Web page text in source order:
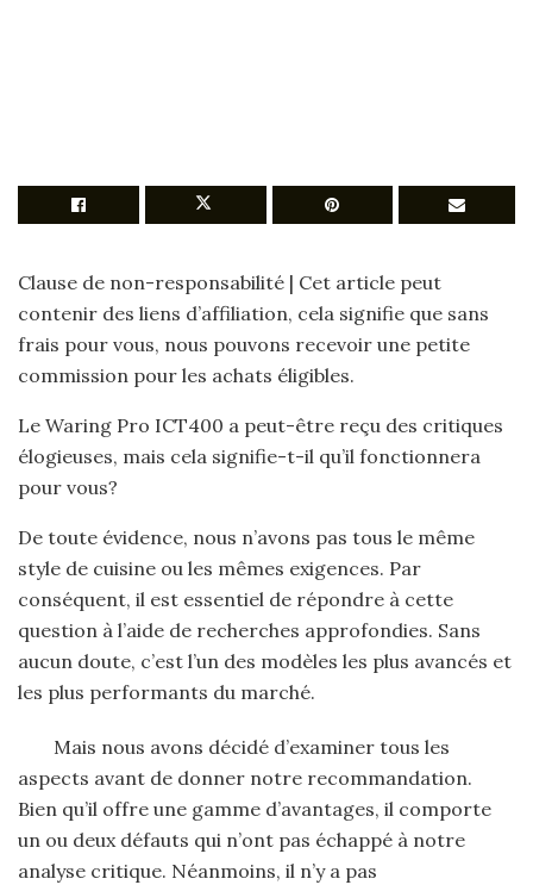
Clause de non-responsabilité | Cet article peut
contenir des liens d’affiliation, cela signifie que sans
frais pour vous, nous pouvons recevoir une petite
commission pour les achats éligibles.
Le Waring Pro ICT400 a peut-être reçu des critiques
élogieuses, mais cela signifie-t-il qu’il fonctionnera
pour vous?
De toute évidence, nous n’avons pas tous le même
style de cuisine ou les mêmes exigences. Par
conséquent, il est essentiel de répondre à cette
question à l’aide de recherches approfondies. Sans
aucun doute, c’est l’un des modèles les plus avancés et
les plus performants du marché.
Mais nous avons décidé d’examiner tous les
aspects avant de donner notre recommandation.
Bien qu’il offre une gamme d’avantages, il comporte
un ou deux défauts qui n’ont pas échappé à notre
analyse critique. Néanmoins, il n’y a pas